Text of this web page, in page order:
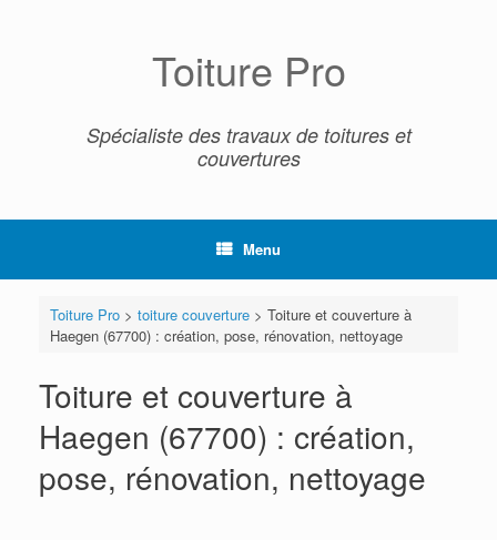
Toiture Pro
Spécialiste des travaux de toitures et
couvertures
Menu
Toiture Pro> toiture couverture> Toiture et couverture à
Haegen (67700) : création, pose, rénovation, nettoyage
Toiture et couverture à
Haegen (67700) : création,
pose, rénovation, nettoyage